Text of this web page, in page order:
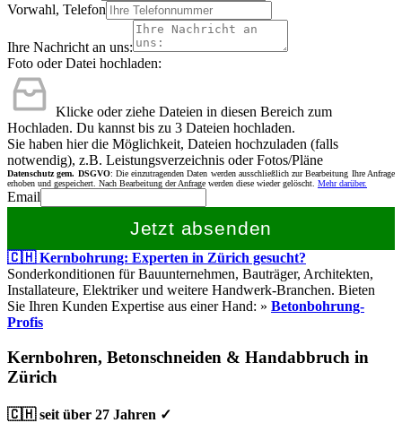
Vorwahl, Telefon
Ihre Nachricht an uns:
Foto oder Datei hochladen:
Klicke oder ziehe Dateien in diesen Bereich zum
Hochladen. Du kannst bis zu 3 Dateien hochladen.
Sie haben hier die Möglichkeit, Dateien hochzuladen (falls
notwendig), z.B. Leistungsverzeichnis oder Fotos/Pläne
Datenschutz gem. DSGVO: Die einzutragenden Daten werden ausschließlich zur Bearbeitung Ihre Anfrage
erhoben und gespeichert. Nach Bearbeitung der Anfrage werden diese wieder gelöscht. Mehr darüber.
Email
Jetzt absenden
🇨🇭 Kernbohrung: Experten in Zürich gesucht?
Sonderkonditionen für Bauunternehmen, Bauträger, Architekten,
Installateure, Elektriker und weitere Handwerk-Branchen. Bieten
Sie Ihren Kunden Expertise aus einer Hand: » Betonbohrung-
Profis
Kernbohren, Betonschneiden & Handabbruch in
Zürich
🇨🇭 seit über 27 Jahren ✓